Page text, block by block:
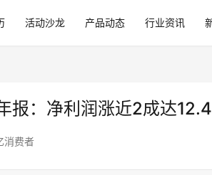
活动沙龙 产品动态 行业资讯
报：净利润涨近2成达
消费者